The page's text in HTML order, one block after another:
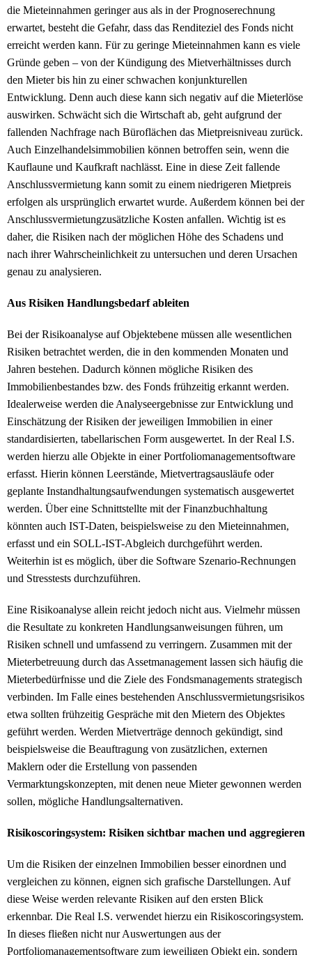
die Mieteinnahmen geringer aus als in der Prognoserechnung
erwartet, besteht die Gefahr, dass das Renditeziel des Fonds nicht
erreicht werden kann. Für zu geringe Mieteinnahmen kann es viele
Gründe geben – von der Kündigung des Mietverhältnisses durch
den Mieter bis hin zu einer schwachen konjunkturellen
Entwicklung. Denn auch diese kann sich negativ auf die Mieterlöse
auswirken. Schwächt sich die Wirtschaft ab, geht aufgrund der
fallenden Nachfrage nach Büroflächen das Mietpreisniveau zurück.
Auch Einzelhandelsimmobilien können betroffen sein, wenn die
Kauflaune und Kaufkraft nachlässt. Eine in diese Zeit fallende
Anschlussvermietung kann somit zu einem niedrigeren Mietpreis
erfolgen als ursprünglich erwartet wurde. Außerdem können bei der
Anschlussvermietungzusätzliche Kosten anfallen. Wichtig ist es
daher, die Risiken nach der möglichen Höhe des Schadens und
nach ihrer Wahrscheinlichkeit zu untersuchen und deren Ursachen
genau zu analysieren.
Aus Risiken Handlungsbedarf ableiten
Bei der Risikoanalyse auf Objektebene müssen alle wesentlichen
Risiken betrachtet werden, die in den kommenden Monaten und
Jahren bestehen. Dadurch können mögliche Risiken des
Immobilienbestandes bzw. des Fonds frühzeitig erkannt werden.
Idealerweise werden die Analyseergebnisse zur Entwicklung und
Einschätzung der Risiken der jeweiligen Immobilien in einer
standardisierten, tabellarischen Form ausgewertet. In der Real I.S.
werden hierzu alle Objekte in einer Portfoliomanagementsoftware
erfasst. Hierin können Leerstände, Mietvertragsausläufe oder
geplante Instandhaltungsaufwendungen systematisch ausgewertet
werden. Über eine Schnittstellte mit der Finanzbuchhaltung
könnten auch IST-Daten, beispielsweise zu den Mieteinnahmen,
erfasst und ein SOLL-IST-Abgleich durchgeführt werden.
Weiterhin ist es möglich, über die Software Szenario-Rechnungen
und Stresstests durchzuführen.
Eine Risikoanalyse allein reicht jedoch nicht aus. Vielmehr müssen
die Resultate zu konkreten Handlungsanweisungen führen, um
Risiken schnell und umfassend zu verringern. Zusammen mit der
Mieterbetreuung durch das Assetmanagement lassen sich häufig die
Mieterbedürfnisse und die Ziele des Fondsmanagements strategisch
verbinden. Im Falle eines bestehenden Anschlussvermietungsrisikos
etwa sollten frühzeitig Gespräche mit den Mietern des Objektes
geführt werden. Werden Mietverträge dennoch gekündigt, sind
beispielsweise die Beauftragung von zusätzlichen, externen
Maklern oder die Erstellung von passenden
Vermarktungskonzepten, mit denen neue Mieter gewonnen werden
sollen, mögliche Handlungsalternativen.
Risikoscoringsystem: Risiken sichtbar machen und aggregieren
Um die Risiken der einzelnen Immobilien besser einordnen und
vergleichen zu können, eignen sich grafische Darstellungen. Auf
diese Weise werden relevante Risiken auf den ersten Blick
erkennbar. Die Real I.S. verwendet hierzu ein Risikoscoringsystem.
In dieses fließen nicht nur Auswertungen aus der
Portfoliomanagementsoftware zum jeweiligen Objekt ein, sondern